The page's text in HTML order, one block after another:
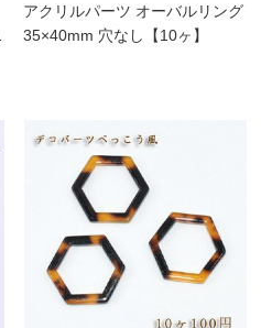
アクリルパーツ オーバルリング
35×40mm 穴なし【10ヶ】